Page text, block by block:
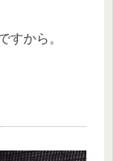
すから。